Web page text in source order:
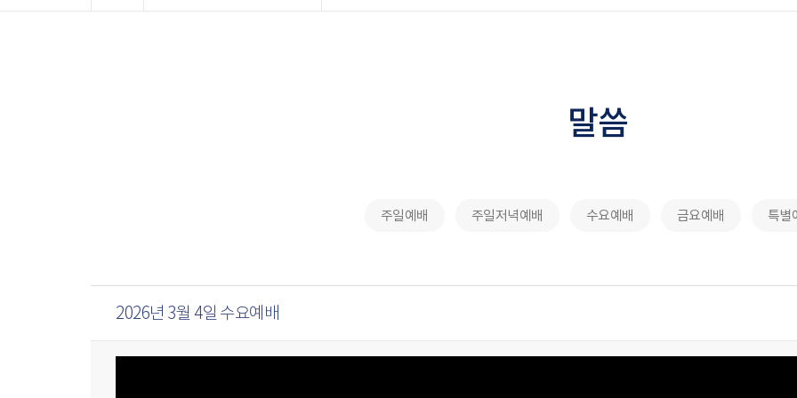
말씀
주일예배 주일저녁예배 수요예배 금요예배 특별
2026년 3월 4일 수요예배